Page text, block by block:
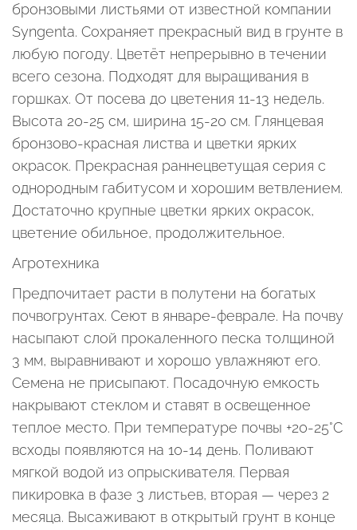
бронзовыми листьями от известной компании
Syngenta. Сохраняет прекрасный вид в грунте в
любую погоду. Цветёт непрерывно в течении
всего сезона. Подходят для выращивания в
горшках. От посева до цветения 11-13 недель.
Высота 20-25 см, ширина 15-20 см. Глянцевая
бронзово-красная листва и цветки ярких
окрасок. Прекрасная раннецветущая серия с
однородным габитусом и хорошим ветвлением.
Достаточно крупные цветки ярких окрасок,
цветение обильное, продолжительное.
Агротехника
Предпочитает расти в полутени на богатых
почвогрунтах. Сеют в январе-феврале. На почву
насыпают слой прокаленного песка толщиной
3 мм, выравнивают и хорошо увлажняют его.
Семена не присыпают. Посадочную емкость
накрывают стеклом и ставят в освещенное
теплое место. При температуре почвы +20-25°С
всходы появляются на 10-14 день. Поливают
мягкой водой из опрыскивателя. Первая
пикировка в фазе 3 листьев, вторая — через 2
месяца. Высаживают в открытый грунт в конце